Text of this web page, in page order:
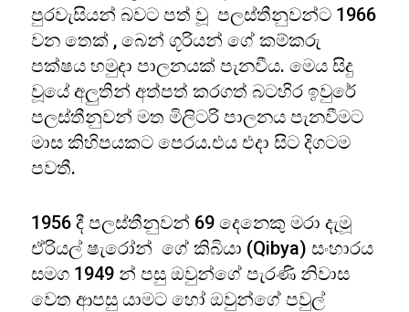
පුරවැසියන් බවට පත් වූ පලස්තීනුවන්ට 1966
වන තෙක් , බෙන් ගූරියන් ගේ කම්කරු
පක්ෂය හමුදා පාලනයක් පැනවීය. මෙය සිදු
වූයේ අලුතින් අත්පත් කරගත් බටහිර ඉවුරේ
පලස්තීනුවන් මත මිලිටරි පාලනය පැනවීමට
මාස කිහිපයකට පෙරය.එය එදා සිට දිගටම
පවතී.
1956 දී පලස්තීනුවන් 69 දෙනෙකු මරා දැමූ
ඒරියල් ෂැරෝන් ගේ කිබියා (Qibya) සංහාරය
සමග 1949 න් පසු ඔවුන්ගේ පැරණි නිවාස
වෙත ආපසු යාමට හෝ ඔවුන්ගේ පවුල්